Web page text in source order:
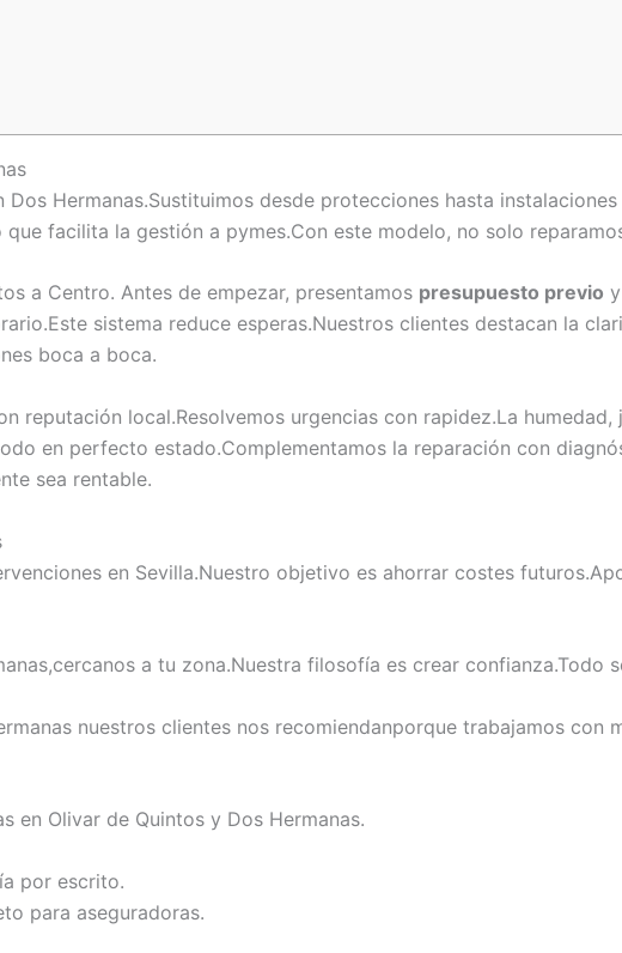
Hermanas.Sustituimos desde protecciones hasta
facilita la gestión a pymes.Con este modelo, no solo
a Centro. Antes de empezar, presentamos presupuesto previo
sistema reduce esperas.Nuestros clientes destacan la
boca a boca.
reputación local.Resolvemos urgencias con rapidez.La
en perfecto estado.Complementamos la reparación con
sea rentable.
en Sevilla.Nuestro objetivo es ahorrar costes
a tu zona.Nuestra filosofía es crear confianza.Todo
nuestros clientes nos recomiendanporque trabajamos con
en Olivar de Quintos y Dos Hermanas.
por escrito.
para aseguradoras.